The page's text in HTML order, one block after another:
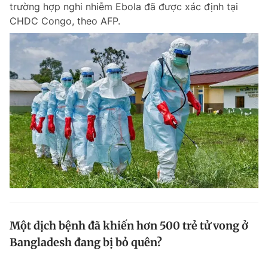
trường hợp nghi nhiễm Ebola đã được xác định tại
CHDC Congo, theo AFP.
Một dịch bệnh đã khiến hơn 500 trẻ tử vong ở
Bangladesh đang bị bỏ quên?